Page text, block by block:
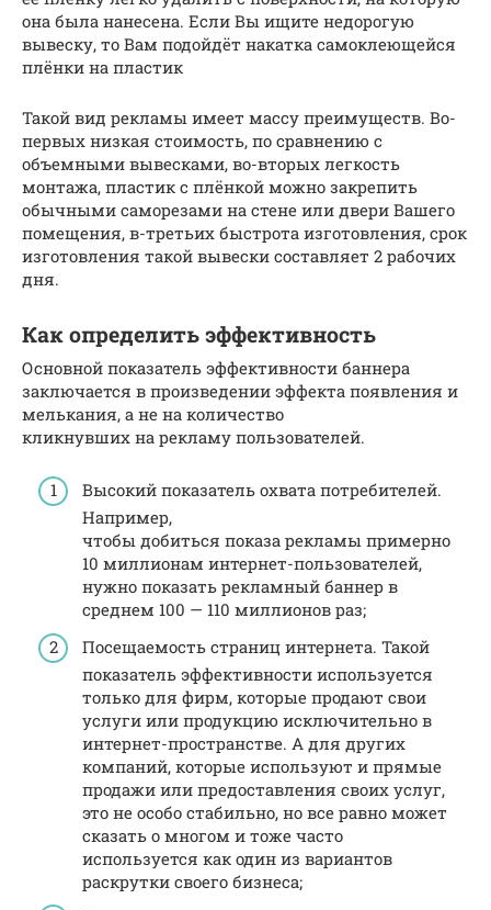
она была нанесена. Если Вы ищите недорогую
вывеску, то Вам подойдёт накатка самоклеющейся
плёнки на пластик
Такой вид рекламы имеет массу преимуществ. Во-
первых низкая стоимость, по сравнению с
объемными вывесками, во-вторых легкость
монтажа, пластик с плёнкой можно закрепить
обычными саморезами на стене или двери Вашего
помещения, в-третьих быстрота изготовления, срок
изготовления такой вывески составляет 2 рабочих
дня.
Как определить эффективность
Основной показатель эффективности баннера
заключается в произведении эффекта появления и
мелькания, а не на количество
кликнувших на рекламу пользователей.
Высокий показатель охвата потребителей.
Например,
чтобы добиться показа рекламы примерно
10 миллионам интернет-пользователей,
нужно показать рекламный баннер в
среднем 100 — 110 миллионов раз;
Посещаемость страниц интернета. Такой
показатель эффективности используется
только для фирм, которые продают свои
услуги или продукцию исключительно в
интернет-пространстве. А для других
компаний, которые используют и прямые
продажи или предоставления своих услуг,
это не особо стабильно, но все равно может
сказать о многом и тоже часто
используется как один из вариантов
раскрутки своего бизнеса;